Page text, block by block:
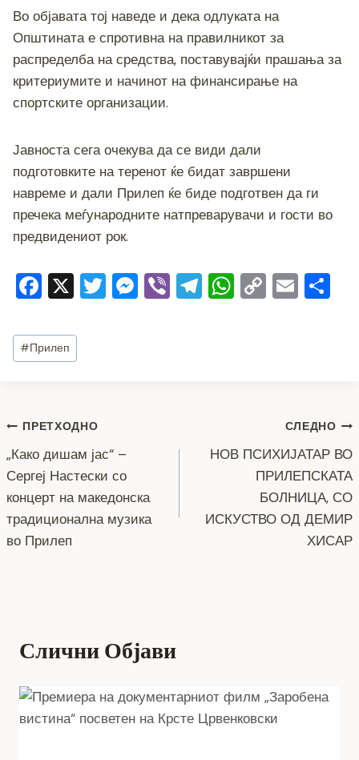
Во објавата тој наведе и дека одлуката на
Општината е спротивна на правилникот за
распределба на средства, поставувајќи прашања за
критериумите и начинот на финансирање на
спортските организации.
Јавноста сега очекува да се види дали
подготовките на теренот ќе бидат завршени
навреме и дали Прилеп ќе биде подготвен да ги
пречека меѓународните натпреварувачи и гости во
предвидениот рок.
F
c
e
o
o
k
X T M Vi T W C E
Post
Tags:
#Прилеп
Навигација
на
напис
ПРЕТХОДНО
„Како дишам јас“ –
Сергеј Настески со
концерт на македонска
традиционална музика
во Прилеп
СЛЕДНО
НОВ ПСИХИЈАТАР ВО
ПРИЛЕПСКАТА
БОЛНИЦА, СО
ИСКУСТВО ОД ДЕМИР
ХИСАР
Слични Објави